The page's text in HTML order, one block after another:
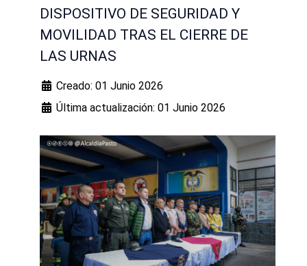
DISPOSITIVO DE SEGURIDAD Y
MOVILIDAD TRAS EL CIERRE DE
LAS URNAS
Creado: 01 Junio 2026
Última actualización: 01 Junio 2026